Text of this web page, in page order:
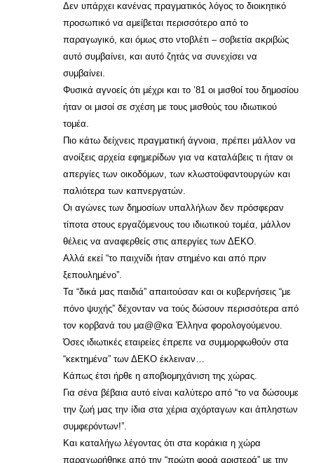
Δεν υπάρχει κανένας πραγματικός λόγος το διοικητικό
προσωπικό να αμείβεται περισσότερο από το
παραγωγικό, και όμως στο ντοβλέτι – σοβιετία ακριβώς
αυτό συμβαίνει, και αυτό ζητάς να συνεχίσει να
συμβαίνει.
Φυσικά αγνοείς ότι μέχρι και το ’81 οι μισθοί του δημοσίου
ήταν οι μισοί σε σχέση με τους μισθούς του ιδιωτικού
τομέα.
Πιο κάτω δείχνεις πραγματική άγνοια, πρέπει μάλλον να
ανοίξεις αρχεία εφημερίδων για να καταλάβεις τι ήταν οι
απεργίες των οικοδόμων, των κλωστοϋφαντουργών και
παλιότερα των καπνεργατών.
Οι αγώνες των δημοσίων υπαλλήλων δεν πρόσφεραν
τίποτα στους εργαζόμενους του ιδιωτικού τομέα, μάλλον
θέλεις να αναφερθείς στις απεργίες των ΔΕΚΟ.
Αλλά εκεί “το παιχνίδι ήταν στημένο και από πριν
ξεπουλημένο”.
Τα “δικά μας παιδιά” απαιτούσαν και οι κυβερνήσεις “με
πόνο ψυχής” δέχονταν να τούς δώσουν περισσότερα από
τον κορβανά του μα@@κα Έλληνα φορολογούμενου.
Όσες ιδιωτικές εταιρείες έπρεπε να συμμορφωθούν στα
“κεκτημένα” των ΔΕΚΟ έκλειναν…
Κάπως έτσι ήρθε η αποβιομηχάνιση της χώρας.
Για σένα βέβαια αυτό είναι καλύτερο από “το να δώσουμε
την ζωή μας την ίδια στα χέρια αχόρταγων και άπληστων
συμφερόντων!”.
Και καταλήγω λέγοντας ότι στα κοράκια η χώρα
παραχωρήθηκε από την “πρώτη φορά αριστερά” με την